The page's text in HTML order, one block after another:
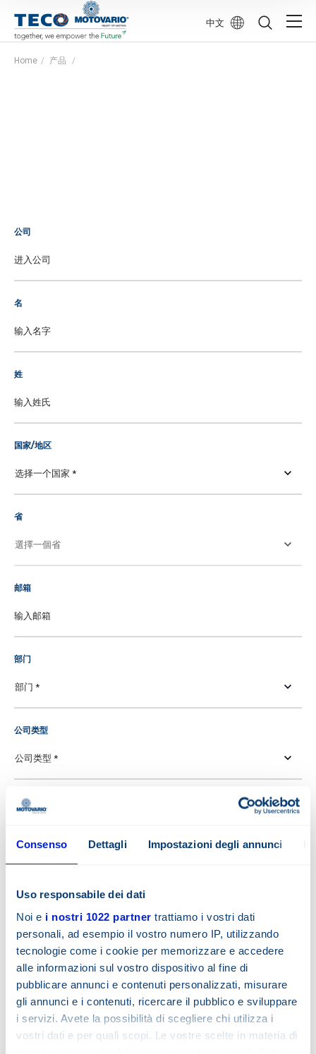
Consenso Dettagli Impostazioni degli annunci
Uso responsabile dei dati
Noi e i nostri 1022 partner trattiamo i vostri dati
personali, ad esempio il vostro numero IP, utilizzando
tecnologie come i cookie per memorizzare e accedere
alle informazioni sul vostro dispositivo al fine di
pubblicare annunci e contenuti personalizzati, misurare
gli annunci e i contenuti, ricercare il pubblico e sviluppare
i servizi. Avete la possibilità di scegliere chi utilizza i
vostri dati e per quali scopi. Le vostre scelte in materia di
中文
Home 产品
公司
名
姓
国家/地区
省
邮箱
部门
公司类型
需求
阅读隐私信息
阅读摩铎利公司所获得的许可
我已阅读并同意处理我的个人数据。